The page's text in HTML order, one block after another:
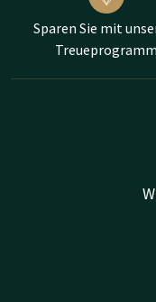
Sparen Sie mit
Treueprogramm